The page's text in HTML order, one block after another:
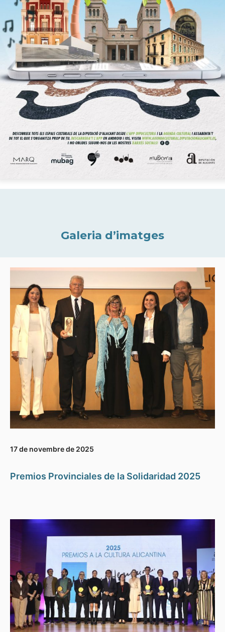
Galeria d’imatges
17 de novembre de 2025
Premios Provinciales de la Solidaridad 2025